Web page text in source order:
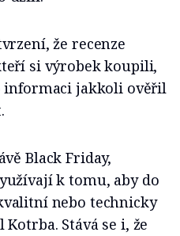
že recenze
si výrobek koupili,
informaci jakkoli ověřil
Black Friday,
k tomu, aby do
nebo technicky
Stává se i, že